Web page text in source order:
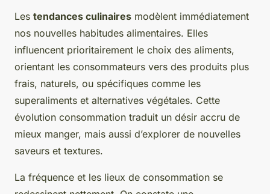
Les tendances culinaires modèlent immédiatement
nos nouvelles habitudes alimentaires. Elles
influencent prioritairement le choix des aliments,
orientant les consommateurs vers des produits plus
frais, naturels, ou spécifiques comme les
superaliments et alternatives végétales. Cette
évolution consommation traduit un désir accru de
mieux manger, mais aussi d’explorer de nouvelles
saveurs et textures.
La fréquence et les lieux de consommation se